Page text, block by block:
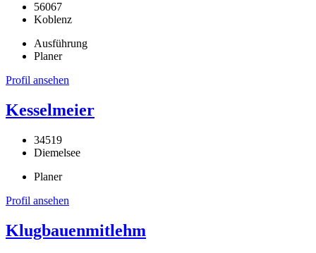
56067
Koblenz
Ausführung
Planer
Profil ansehen
Kesselmeier
34519
Diemelsee
Planer
Profil ansehen
Klugbauenmitlehm